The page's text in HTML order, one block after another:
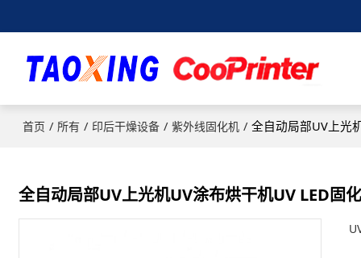
首页 / 所有 / 印后干燥设备 / 紫外线固化机 / 全自动局部UV上光
全自动局部UV上光机UV涂布烘干机UV LED固